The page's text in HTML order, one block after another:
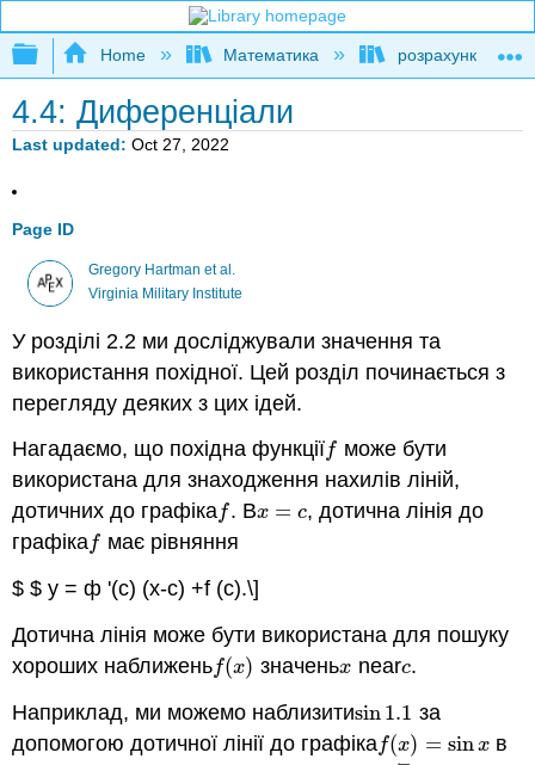
Expand/collapse global hierarchy
Home Математика розрахунку
4.4: Диференціали
Last updated Oct 27, 2022
Page ID
Gregory Hartman et al.
Virginia Military Institute
У розділі 2.2 ми досліджували значення та
використання похідної. Цей розділ починається з
перегляду деяких з цих ідей.
Нагадаємо, що похідна функціїf
f може бути
використана для знаходження нахилів ліній,
дотичних до графікаf
f . Вx = c
x=c
, дотична лінія до
графікаf
f має рівняння
$ $ у = ф '(c) (х-с) +f (c).\]
Дотична лінія може бути використана для пошуку
хороших наближеньf(x)
f(x) значеньx
x nearc
c.
Наприклад, ми можемо наблизитиsin1.1
sin 1.1 за
допомогою дотичної лінії до графікаf(x) = sinx
f(x)= sinx в